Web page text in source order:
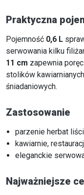
Praktyczna
Pojemność 0,6 L
serwowania kilku
11 cm zapewnia
stolików
śniadaniowych.
Zastosowanie
parzenie herbat
kawiarnie,
eleganckie
Najważniejsze